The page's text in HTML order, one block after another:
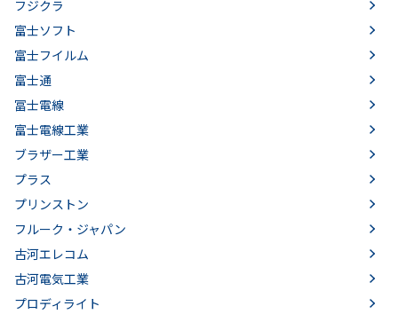
フジクラ
富士ソフト
富士フイルム
富士通
冨士電線
富士電線工業
ブラザー工業
プラス
プリンストン
フルーク・ジャパン
古河エレコム
古河電気工業
プロディライト